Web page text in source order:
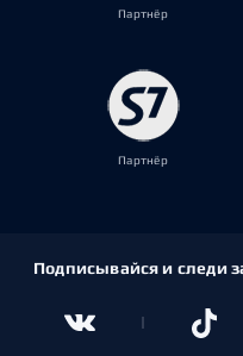
Партнёр
Партнёр
Подписывайся и следи